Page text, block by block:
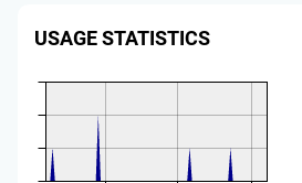
USAGE STATISTICS